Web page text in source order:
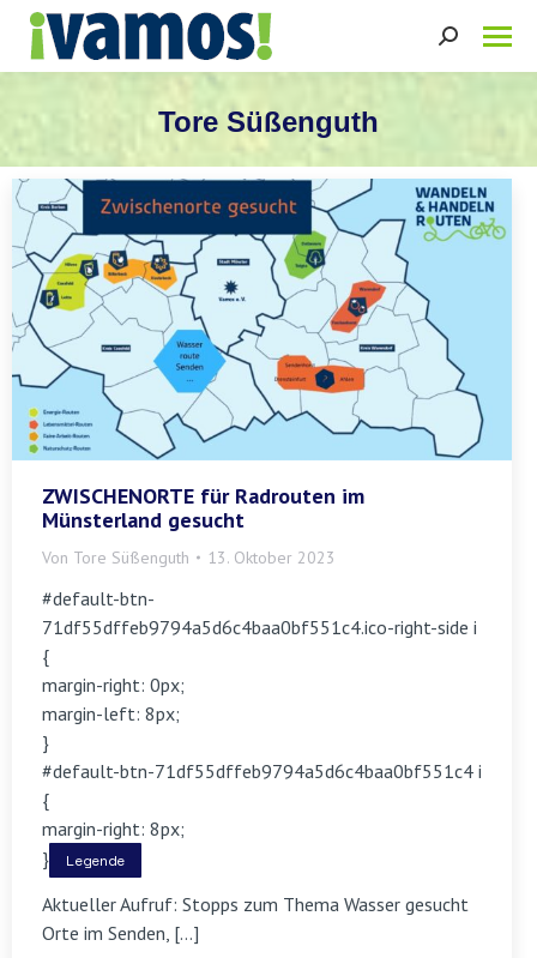
Search:
Tore Süßenguth
ZWISCHENORTE für Radrouten im
Münsterland gesucht
Von Tore Süßenguth 13. Oktober 2023
#default-btn-
71df55dffeb9794a5d6c4baa0bf551c4.ico-right-side i
{
margin-right: 0px;
margin-left: 8px;
}
#default-btn-71df55dffeb9794a5d6c4baa0bf551c4 i
{
margin-right: 8px;
}
Legende
Aktueller Aufruf: Stopps zum Thema Wasser gesucht
Orte im Senden, […]